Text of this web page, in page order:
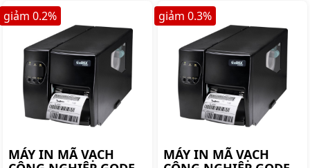
bật với thiết kế thân thiện,
dễ sử dụng và giá cả hợp
lý. Bảo hành 12 tháng.
Godex. Mua máy in mã
vạch Godex RT863i chính
hãng giá rẻ lên ngay
shoppos.vn.
MÁY IN MÃ VẠCH
giảm 0.2%
MÁY IN MÃ VẠCH
giảm 0.3%